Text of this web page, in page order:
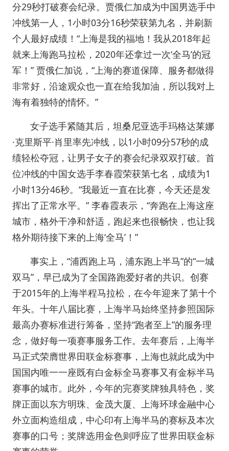
分29秒打破赛会纪录。贾俄仁加成为中国男选手中
冲线第一人，1小时03分16秒荣获第九名，并刷新
个人最好成绩！“上海是我的福地！我从2018年起
就来上海跑马拉松，2020年还拿过一次‘全马’的冠
军！” 贾俄仁加说，“上海的赛道保障、服务都做得
非常好，沿途观众也一直在给我加油，所以我对上
海有着独特的情怀。”
女子选手紧随其后，坦桑尼亚选手玛格达莱娜
·克里斯平·肖里率先冲线，以1小时09分57秒的成
绩轻松夺冠，让男子女子的赛会纪录双双打破。首
位冲线的中国女选手李春霞荣获第七名，成绩为1
小时13分46秒。“我最近一直在比赛，今天还是发
挥出了正常水平。” 李春霞表示，“奔跑在上海这座
城市，格外干净和舒适，跑起来也很畅快，也让我
格外期待接下来的上海‘全马’！”
事实上，“浦西跑上马，浦东跑上半马”的“一城
双马”，早已成为了全国路跑爱好者的共识。创赛
于2015年的上海半程马拉松，在今年迎来了第十个
年头。十年八届比赛，上海半马始终坚持参照国际
最高办赛标准进行筹备，坚持“跑者至上”的服务理
念，做好每一项赛事服务工作。去年赛后，上海半
马正式荣膺世界田联金标赛事，上海也就此成为中
国国内唯一一座既有白金标全马赛事又有金标半马
赛事的城市。此外，今年的完赛奖牌独具特色，奖
牌正面以东方明珠、金茂大厦、上海环球金融中心
外立面构造组成，中心印有上海半马的赛标及本次
赛事的口号；奖牌选用金色则呼应了世界田联金标